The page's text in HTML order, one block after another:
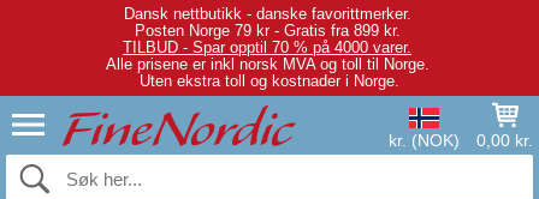
Dansk nettbutikk - danske favorittmerker.
Posten Norge 79 kr - Gratis fra 899 kr.
TILBUD - Spar opptil 70 % på 4000 varer.
Alle prisene er inkl norsk MVA og toll til Norge.
Uten ekstra toll og kostnader i Norge.
kr. (NOK) 0,00 kr.